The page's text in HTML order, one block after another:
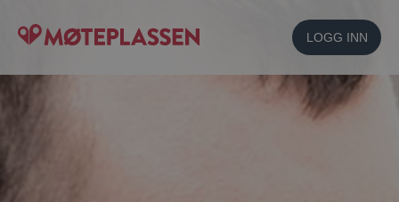
LOGG INN